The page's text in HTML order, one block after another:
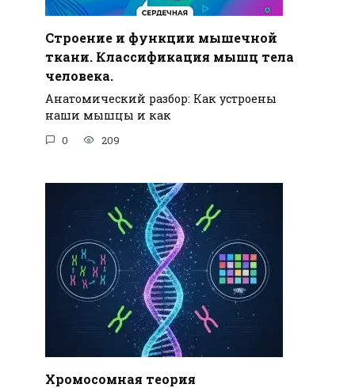
Строение и функции мышечной
ткани. Классификация мышц тела
человека.
Анатомический разбор: Как устроены
наши мышцы и как
0 209
Хромосомная теория